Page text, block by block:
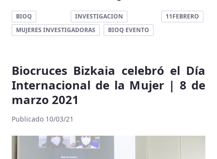
BIOQ INVESTIGACION
11FEBRERO
MUJERES INVESTIGADORAS
BIOQ EVENTO
Biocruces Bizkaia celebró el Día
Internacional de la Mujer | 8 de
marzo 2021
Publicado 10/03/21